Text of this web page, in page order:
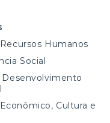
Humanos
Social
Cultura e